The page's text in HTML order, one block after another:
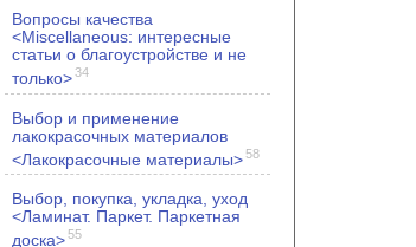
Вопросы качества
<Miscellaneous: интересные
статьи о благоустройстве и не
только>34
Выбор и применение
лакокрасочных материалов
<Лакокрасочные материалы>58
Выбор, покупка, укладка, уход
<Ламинат. Паркет. Паркетная
доска>55